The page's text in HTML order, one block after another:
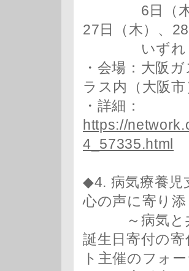
6日（木）、
27日（木）、
いずれも
・会場：大阪
ラス内（大阪市
・詳細：
https://
4_57335.html
◆4. 病気療養児
心の声に寄り
～病気と共
誕生日寄付の
ト主催のフォ